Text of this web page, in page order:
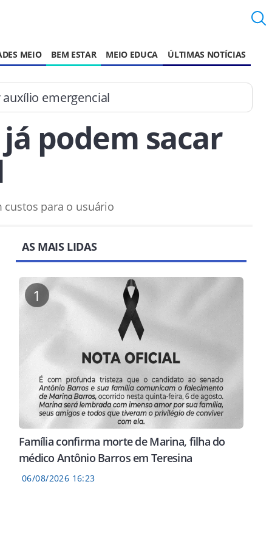
MEIO BEM ESTAR MEIO EDUCA ÚLTIMAS NOTÍCIAS
emergencial
podem sacar
para o usuário
AS MAIS LIDAS
1
Família confirma morte de Marina, filha do
médico Antônio Barros em Teresina
06/08/2026 16:23